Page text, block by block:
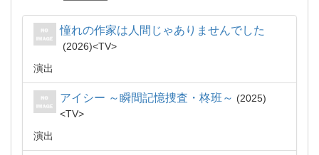
憧れの作家は人間じゃありませんでした
2026
TV
演出
アイシー ～瞬間記憶捜査・柊班～
2025
TV
演出